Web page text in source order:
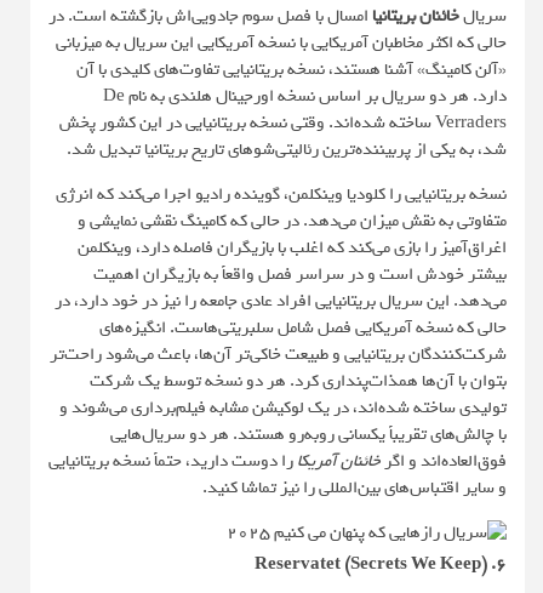
سریالخائنان بریتانیا امسال با فصل سوم جادویی‌اش بازگشته است. در
حالی که اکثر مخاطبان آمریکایی با نسخه آمریکایی این سریال به میزبانی
«آلن کامینگ» آشنا هستند، نسخه بریتانیایی تفاوت‌های کلیدی با آن
دارد. هر دو سریال بر اساس نسخه اورجینال هلندی به نام De
Verraders ساخته شده‌اند. وقتی نسخه بریتانیایی در این کشور پخش
شد، به یکی از پربیننده‌ترین رئالیتی‌شوهای تاریخ بریتانیا تبدیل شد.
نسخه بریتانیایی را کلودیا وینکلمن، گوینده رادیو اجرا می‌کند که انرژی
متفاوتی به نقش میزان می‌دهد. در حالی که کامینگ نقشی نمایشی و
اغراق‌آمیز را بازی می‌کند که اغلب با بازیگران فاصله دارد، وینکلمن
بیشتر خودش است و در سراسر فصل واقعاً به بازیگران اهمیت
می‌دهد. این سریال بریتانیایی افراد عادی جامعه را نیز در خود دارد، در
حالی که نسخه آمریکایی فصل شامل سلبریتی‌هاست. انگیزه‌های
شرکت‌کنندگان بریتانیایی و طبیعت خاکی‌تر آن‌ها، باعث می‌شود راحت‌تر
بتوان با آن‌ها همذات‌پنداری کرد. هر دو نسخه توسط یک شرکت
تولیدی ساخته شده‌اند، در یک لوکیشن مشابه فیلم‌برداری می‌شوند و
با چالش‌های تقریباً یکسانی روبه‌رو هستند. هر دو سریال‌هایی
فوق‌العاده‌اند و اگرخائنان آمریکارا دوست دارید، حتماً نسخه بریتانیایی
و سایر اقتباس‌های بین‌المللی را نیز تماشا کنید.
۶. Reservatet (Secrets We Keep)